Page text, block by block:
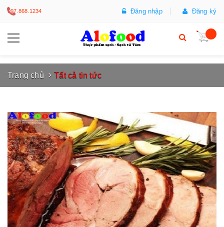
097.868.1234 Đăng nhập Đăng ký
Trang chủ Tất cả tin tức